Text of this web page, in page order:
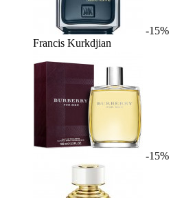
-15%
Francis Kurkdjian
-15%